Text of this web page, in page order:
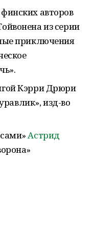
авторов
из серии
приключения
Кэрри Дрюри
изд-во
Астрид